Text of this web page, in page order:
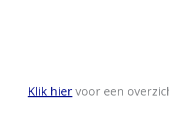
Klik hiervoor een